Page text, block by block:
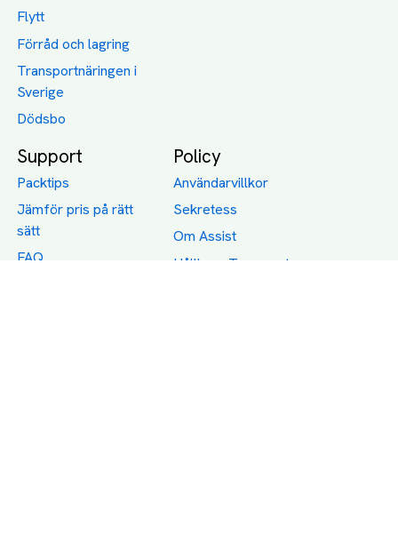
Flytt
Förråd och lagring
Transportnäringen i
Sverige
Dödsbo
Support
Packtips
Jämför pris på rätt
sätt
FAQ
Policy
Användarvillkor
Sekretess
Om Assist
Hållbara Transporter